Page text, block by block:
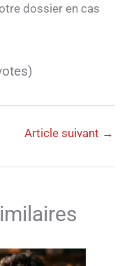
dossier en cas
Article suivant →